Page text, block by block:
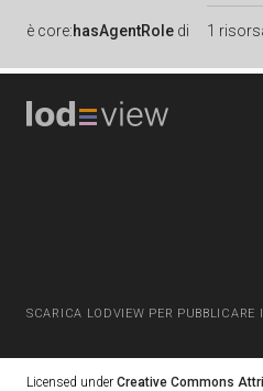
è core:hasAgentRole di 1
SCARICA LODVIEW PER PUBBLICARE
Licensed under Creative Commons